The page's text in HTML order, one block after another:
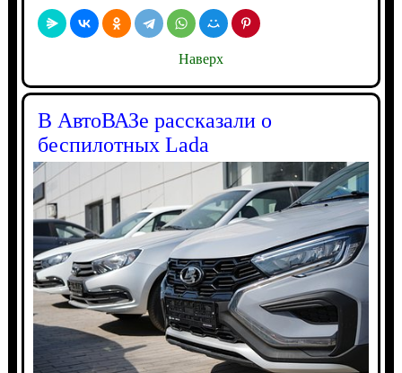
Наверх
В АвтоВАЗе рассказали о
беспилотных Lada